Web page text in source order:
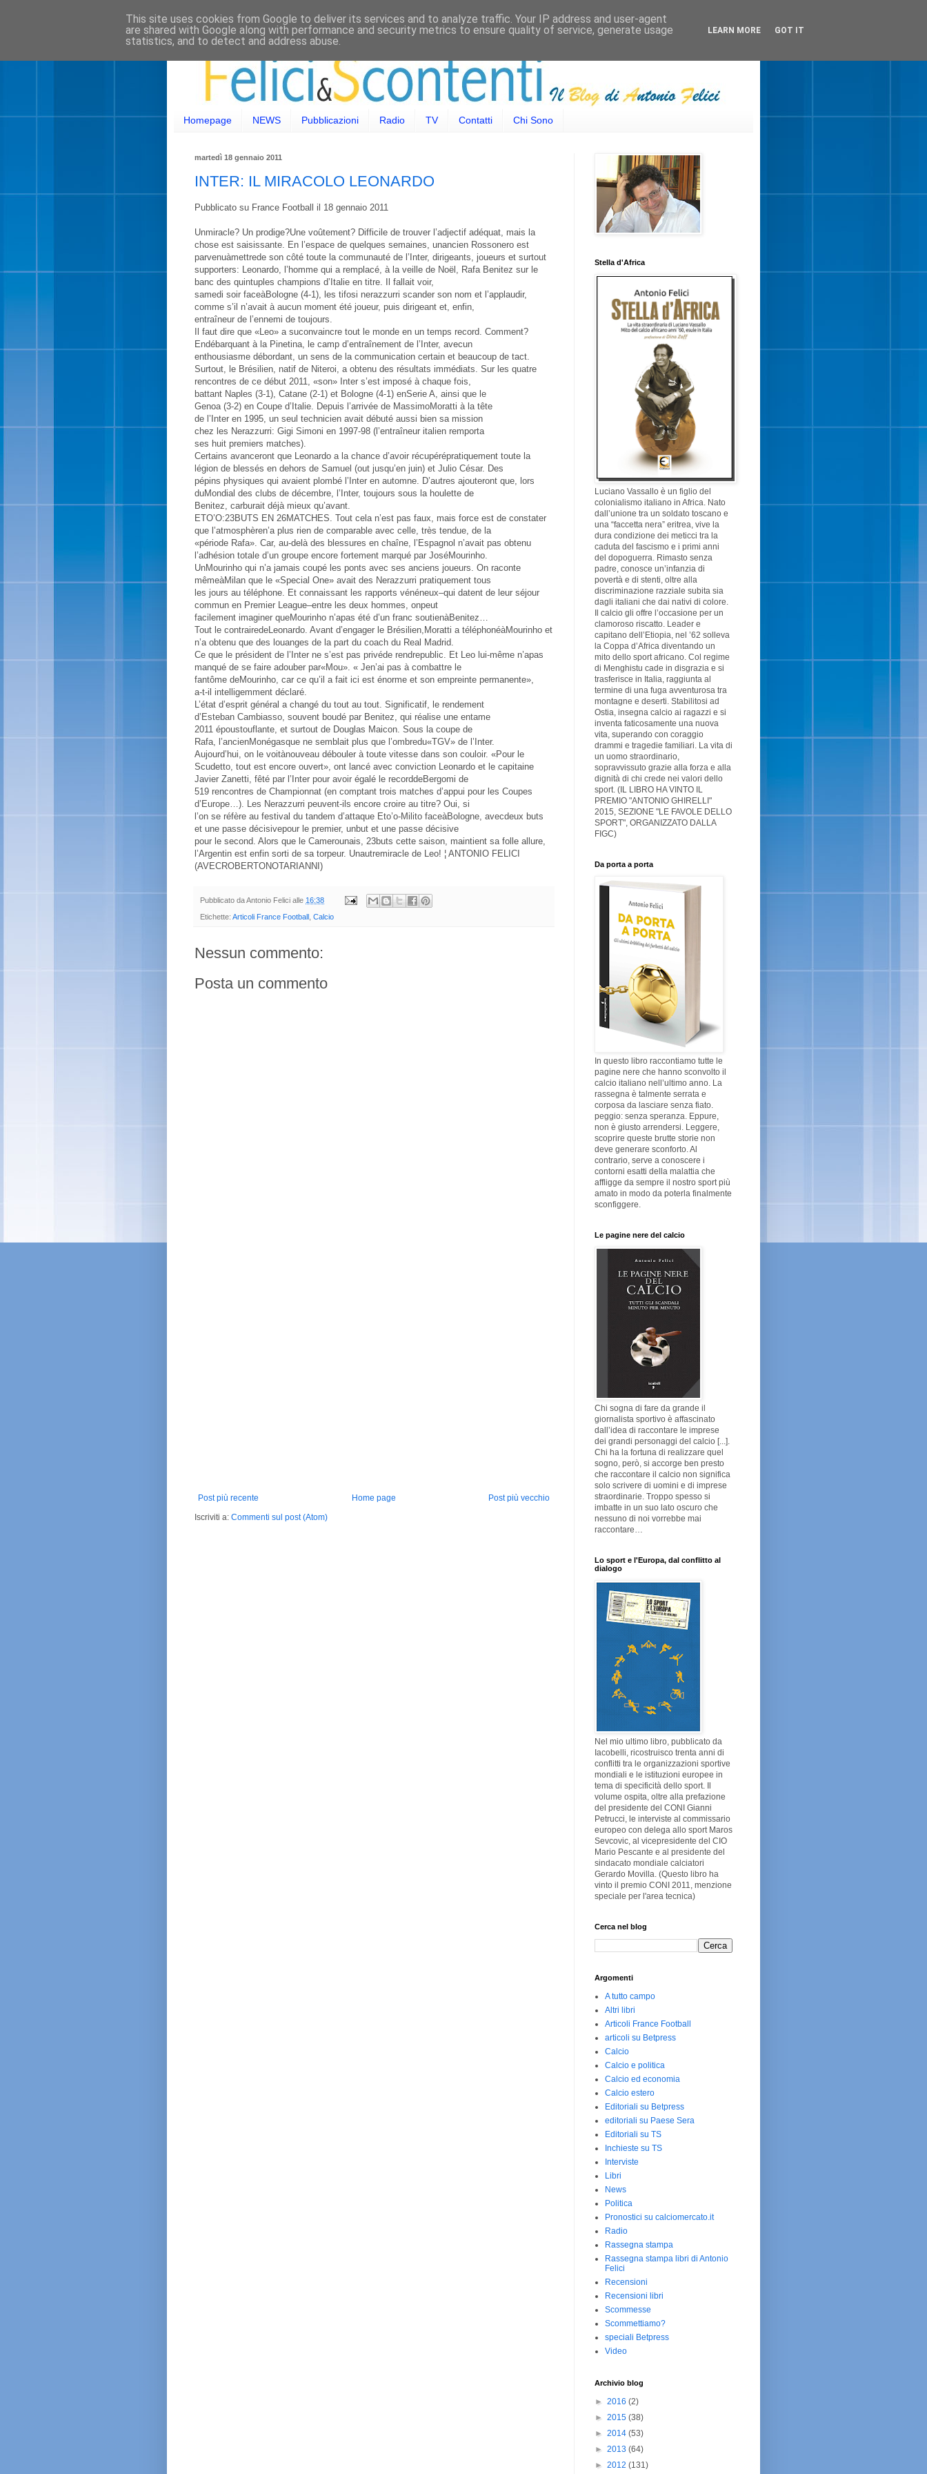
Homepage NEWS Pubblicazioni Radio TV Contatti Chi Sono
martedì 18 gennaio 2011
INTER: IL MIRACOLO LEONARDO
Pubblicato su France Football il 18 gennaio 2011
Unmiracle? Un prodige?Une voûtement? Difficile de trouver l’adjectif adéquat, mais la
chose est saisissante. En l’espace de quelques semaines, unancien Rossonero est
parvenuàmettrede son côté toute la communauté de l’Inter, dirigeants, joueurs et surtout
supporters: Leonardo, l’homme qui a remplacé, à la veille de Noël, Rafa Benitez sur le
banc des quintuples champions d’Italie en titre. Il fallait voir,
samedi soir faceàBologne (4-1), les tifosi nerazzurri scander son nom et l’applaudir,
comme s’il n’avait à aucun moment été joueur, puis dirigeant et, enfin,
entraîneur de l’ennemi de toujours.
Il faut dire que «Leo» a suconvaincre tout le monde en un temps record. Comment?
Endébarquant à la Pinetina, le camp d’entraînement de l’Inter, avecun
enthousiasme débordant, un sens de la communication certain et beaucoup de tact.
Surtout, le Brésilien, natif de Niteroi, a obtenu des résultats immédiats. Sur les quatre
rencontres de ce début 2011, «son» Inter s’est imposé à chaque fois,
battant Naples (3-1), Catane (2-1) et Bologne (4-1) enSerie A, ainsi que le
Genoa (3-2) en Coupe d’Italie. Depuis l’arrivée de MassimoMoratti à la tête
de l’Inter en 1995, un seul technicien avait débuté aussi bien sa mission
chez les Nerazzurri: Gigi Simoni en 1997-98 (l’entraîneur italien remporta
ses huit premiers matches).
Certains avanceront que Leonardo a la chance d’avoir récupérépratiquement toute la
légion de blessés en dehors de Samuel (out jusqu’en juin) et Julio César. Des
pépins physiques qui avaient plombé l’Inter en automne. D’autres ajouteront que, lors
duMondial des clubs de décembre, l’Inter, toujours sous la houlette de
Benitez, carburait déjà mieux qu’avant.
ETO’O:23BUTS EN 26MATCHES. Tout cela n’est pas faux, mais force est de constater
que l’atmosphèren’a plus rien de comparable avec celle, très tendue, de la
«période Rafa». Car, au-delà des blessures en chaîne, l’Espagnol n’avait pas obtenu
l’adhésion totale d’un groupe encore fortement marqué par JoséMourinho.
UnMourinho qui n’a jamais coupé les ponts avec ses anciens joueurs. On raconte
mêmeàMilan que le «Special One» avait des Nerazzurri pratiquement tous
les jours au téléphone. Et connaissant les rapports vénéneux–qui datent de leur séjour
commun en Premier League–entre les deux hommes, onpeut
facilement imaginer queMourinho n’apas été d’un franc soutienàBenitez…
Tout le contrairedeLeonardo. Avant d’engager le Brésilien,Moratti a téléphonéàMourinho et
n’a obtenu que des louanges de la part du coach du Real Madrid.
Ce que le président de l’Inter ne s’est pas privéde rendrepublic. Et Leo lui-même n’apas
manqué de se faire adouber par«Mou». « Jen’ai pas à combattre le
fantôme deMourinho, car ce qu’il a fait ici est énorme et son empreinte permanente»,
a-t-il intelligemment déclaré.
L’état d’esprit général a changé du tout au tout. Significatif, le rendement
d’Esteban Cambiasso, souvent boudé par Benitez, qui réalise une entame
2011 époustouflante, et surtout de Douglas Maicon. Sous la coupe de
Rafa, l’ancienMonégasque ne semblait plus que l’ombredu«TGV» de l’Inter.
Aujourd’hui, on le voitànouveau débouler à toute vitesse dans son couloir. «Pour le
Scudetto, tout est encore ouvert», ont lancé avec conviction Leonardo et le capitaine
Javier Zanetti, fêté par l’Inter pour avoir égalé le recorddeBergomi de
519 rencontres de Championnat (en comptant trois matches d’appui pour les Coupes
d’Europe…). Les Nerazzurri peuvent-ils encore croire au titre? Oui, si
l’on se réfère au festival du tandem d’attaque Eto’o-Milito faceàBologne, avecdeux buts
et une passe décisivepour le premier, unbut et une passe décisive
pour le second. Alors que le Camerounais, 23buts cette saison, maintient sa folle allure,
l’Argentin est enfin sorti de sa torpeur. Unautremiracle de Leo! ¦ ANTONIO FELICI
(AVECROBERTONOTARIANNI)
Pubblicato daAntonio Felici alle 16:38
Etichette: Articoli France Football Calcio
Nessun commento:
Posta un commento
Post più recente Post più vecchio
Home page
Iscriviti a: Commenti sul post (Atom)
Stella d'Africa
Luciano Vassallo è un figlio del
colonialismo italiano in Africa. Nato
dall’unione tra un soldato toscano e
una “faccetta nera” eritrea, vive la
dura condizione dei meticci tra la
caduta del fascismo e i primi anni
del dopoguerra. Rimasto senza
padre, conosce un’infanzia di
povertà e di stenti, oltre alla
discriminazione razziale subita sia
dagli italiani che dai nativi di colore.
Il calcio gli offre l’occasione per un
clamoroso riscatto. Leader e
capitano dell’Etiopia, nel ’62 solleva
la Coppa d’Africa diventando un
mito dello sport africano. Col regime
di Menghistu cade in disgrazia e si
trasferisce in Italia, raggiunta al
termine di una fuga avventurosa tra
montagne e deserti. Stabilitosi ad
Ostia, insegna calcio ai ragazzi e si
inventa faticosamente una nuova
vita, superando con coraggio
drammi e tragedie familiari. La vita di
un uomo straordinario,
sopravvissuto grazie alla forza e alla
dignità di chi crede nei valori dello
sport. (IL LIBRO HA VINTO IL
PREMIO "ANTONIO GHIRELLI"
2015, SEZIONE "LE FAVOLE DELLO
SPORT", ORGANIZZATO DALLA
FIGC)
Da porta a porta
In questo libro raccontiamo tutte le
pagine nere che hanno sconvolto il
calcio italiano nell’ultimo anno. La
rassegna è talmente serrata e
corposa da lasciare senza fiato.
peggio: senza speranza. Eppure,
non è giusto arrendersi. Leggere,
scoprire queste brutte storie non
deve generare sconforto. Al
contrario, serve a conoscere i
contorni esatti della malattia che
affligge da sempre il nostro sport più
amato in modo da poterla finalmente
sconfiggere.
Le pagine nere del calcio
Chi sogna di fare da grande il
giornalista sportivo è affascinato
dall’idea di raccontare le imprese
dei grandi personaggi del calcio [...].
Chi ha la fortuna di realizzare quel
sogno, però, si accorge ben presto
che raccontare il calcio non significa
solo scrivere di uomini e di imprese
straordinarie. Troppo spesso si
imbatte in un suo lato oscuro che
nessuno di noi vorrebbe mai
raccontare…
Lo sport e l'Europa, dal conflitto al
dialogo
Nel mio ultimo libro, pubblicato da
Iacobelli, ricostruisco trenta anni di
conflitti tra le organizzazioni sportive
mondiali e le istituzioni europee in
tema di specificità dello sport. Il
volume ospita, oltre alla prefazione
del presidente del CONI Gianni
Petrucci, le interviste al commissario
europeo con delega allo sport Maros
Sevcovic, al vicepresidente del CIO
Mario Pescante e al presidente del
sindacato mondiale calciatori
Gerardo Movilla. (Questo libro ha
vinto il premio CONI 2011, menzione
speciale per l'area tecnica)
Cerca nel blog
Argomenti
A tutto campo
Altri libri
Articoli France Football
articoli su Betpress
Calcio
Calcio e politica
Calcio ed economia
Calcio estero
Editoriali su Betpress
editoriali su Paese Sera
Editoriali su TS
Inchieste su TS
Interviste
Libri
News
Politica
Pronostici su calciomercato.it
Radio
Rassegna stampa
Rassegna stampa libri di Antonio
Felici
Recensioni
Recensioni libri
Scommesse
Scommettiamo?
speciali Betpress
Video
Archivio blog
► 2016 (2)
► 2015 (38)
► 2014 (53)
► 2013 (64)
► 2012 (131)
This site uses cookies from Google to deliver its services and to analyze traffic. Your IP address and user-agent
are shared with Google along with performance and security metrics to ensure quality of service, generate usage
statistics, and to detect and address abuse.
LEARN MORE GOT IT